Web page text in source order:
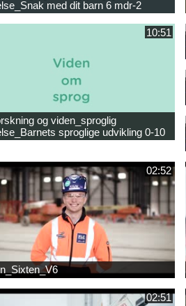
med dit barn 6 mdr-2
10:51
og viden_sproglig
sproglige udvikling 0-10
film.mp4
02:52
02:51